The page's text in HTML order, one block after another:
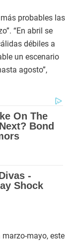
probables las
“En abril se
débiles a
un escenario
agosto”,
mayo, este